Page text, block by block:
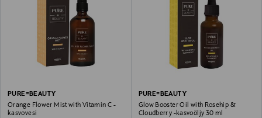
PURE=BEAUTY
Orange Flower Mist with Vitamin C -
kasvovesi
PURE=BEAUTY
Glow Booster Oil with Rosehip &
Cloudberry -kasvoöljy 30 ml